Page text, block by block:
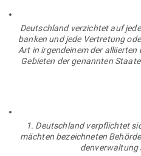
Deutschland ver­zichtet auf
banken und jede Ver­tretung
Art in irgend­einem der alli­ierten
Gebieten der genannten
1. Deutschland ver­pflichtet
mächten bezeich­neten
den­ver­waltung